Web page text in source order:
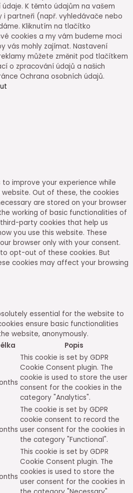
K těmto údajům na vašem
i partneři (např. vyhledávače nebo
Kliknutím na tlačítko
cookies a my vám budeme moci
vás mohly zajímat. Nastavení
můžete změnit pod tlačítkem
o zpracování údajů a našich
Ochrana osobních údajů.
to improve your experience while
Out of these, the cookies
are stored on your browser
working of basic functionalities of
party cookies that help us
you use this website. These
browser only with your consent.
opt-out of these cookies. But
cookies may affect your browsing
essential for the website to
ensure basic functionalities
website, anonymously.
Popis
This cookie is set by GDPR
Cookie Consent plugin. The
cookie is used to store the user
consent for the cookies in the
category "Analytics".
The cookie is set by GDPR
cookie consent to record the
user consent for the cookies in
the category "Functional".
This cookie is set by GDPR
Cookie Consent plugin. The
cookies is used to store the
user consent for the cookies in